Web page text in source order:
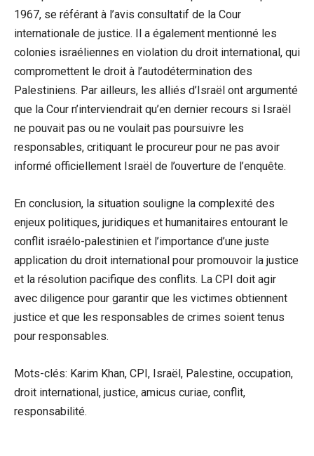
1967, se référant à l’avis consultatif de la Cour
internationale de justice. Il a également mentionné les
colonies israéliennes en violation du droit international, qui
compromettent le droit à l’autodétermination des
Palestiniens. Par ailleurs, les alliés d’Israël ont argumenté
que la Cour n’interviendrait qu’en dernier recours si Israël
ne pouvait pas ou ne voulait pas poursuivre les
responsables, critiquant le procureur pour ne pas avoir
informé officiellement Israël de l’ouverture de l’enquête.
En conclusion, la situation souligne la complexité des
enjeux politiques, juridiques et humanitaires entourant le
conflit israélo-palestinien et l’importance d’une juste
application du droit international pour promouvoir la justice
et la résolution pacifique des conflits. La CPI doit agir
avec diligence pour garantir que les victimes obtiennent
justice et que les responsables de crimes soient tenus
pour responsables.
Mots-clés: Karim Khan, CPI, Israël, Palestine, occupation,
droit international, justice, amicus curiae, conflit,
responsabilité.